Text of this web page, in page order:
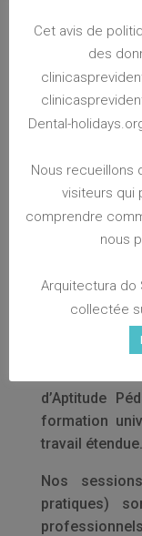
QU’EST-CE
L’équipe
Previdente
de
partenariat
formation
à ceux qui
Nous
santé.
NOS
d’Aptitude
formation
travail étendue.
Nos
pratiques)
Cet avis de
des
Dental-
Nous recueillons
visiteurs qui
comprendre
nous
Arquitectura do
collectée